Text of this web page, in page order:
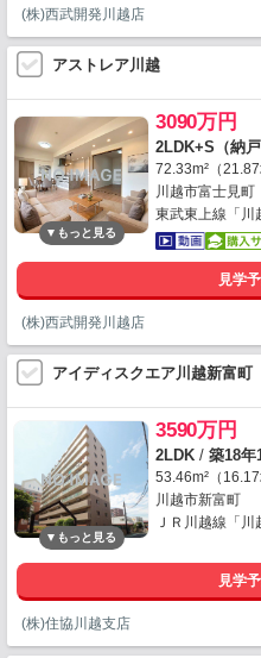
(株)西武開発川越店
アストレア川越
3090万円
2LDK+S（納戸
72.33m²（21.87
川越市富士見町
東武東上線「川
見学
(株)西武開発川越店
アイディスクエア川越新富町
3590万円
2LDK / 築18年
53.46m²（16.17
川越市新富町
ＪＲ川越線「
見学
(株)住協川越支店